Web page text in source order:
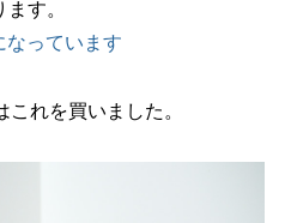
す。
なっています
れを買いました。